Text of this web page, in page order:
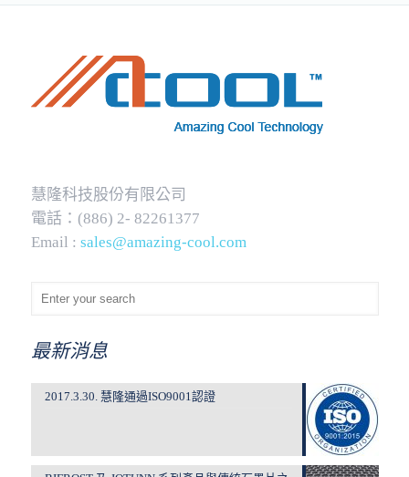
慧隆科技股份有限公司
電話：(886) 2- 82261377
Email : sales@amazing-cool.com
最新消息
2017.3.30. 慧隆通過ISO9001認證